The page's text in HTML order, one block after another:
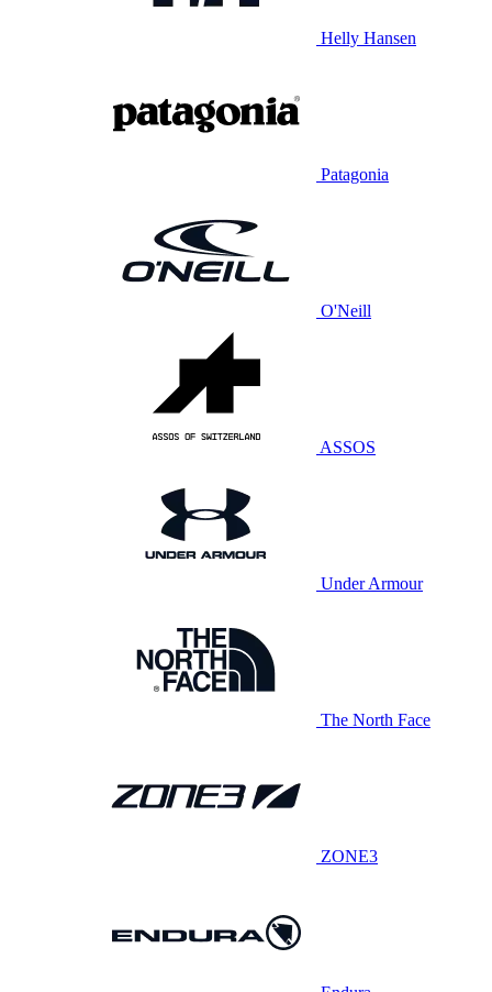
Helly Hansen
Patagonia
O'Neill
ASSOS
Under Armour
The North Face
ZONE3